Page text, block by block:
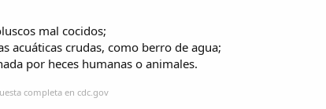
mal cocidos;
acuáticas crudas, como berro de agua;
por heces humanas o animales.
completa en cdc.gov